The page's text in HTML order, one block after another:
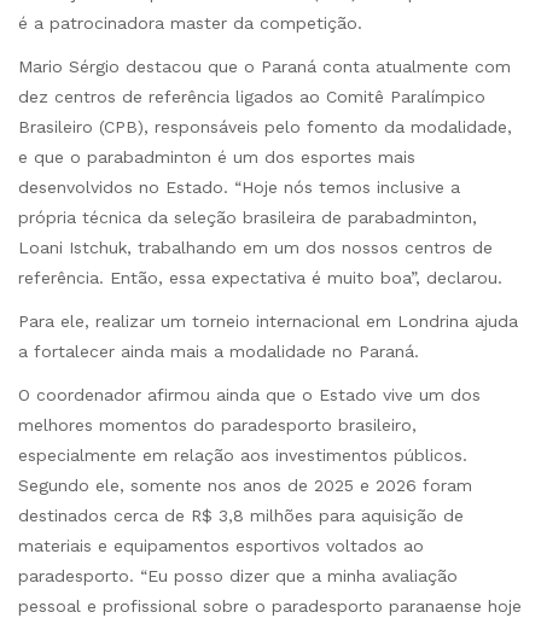
é a patrocinadora master da competição.
Mario Sérgio destacou que o Paraná conta atualmente com
dez centros de referência ligados ao Comitê Paralímpico
Brasileiro (CPB), responsáveis pelo fomento da modalidade,
e que o parabadminton é um dos esportes mais
desenvolvidos no Estado. “Hoje nós temos inclusive a
própria técnica da seleção brasileira de parabadminton,
Loani Istchuk, trabalhando em um dos nossos centros de
referência. Então, essa expectativa é muito boa”, declarou.
Para ele, realizar um torneio internacional em Londrina ajuda
a fortalecer ainda mais a modalidade no Paraná.
O coordenador afirmou ainda que o Estado vive um dos
melhores momentos do paradesporto brasileiro,
especialmente em relação aos investimentos públicos.
Segundo ele, somente nos anos de 2025 e 2026 foram
destinados cerca de R$ 3,8 milhões para aquisição de
materiais e equipamentos esportivos voltados ao
paradesporto. “Eu posso dizer que a minha avaliação
pessoal e profissional sobre o paradesporto paranaense hoje